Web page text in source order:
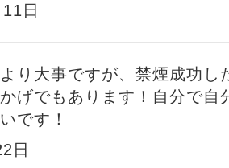
日
り大事ですが、禁煙成功し
げでもあります！自分で自
です！
日